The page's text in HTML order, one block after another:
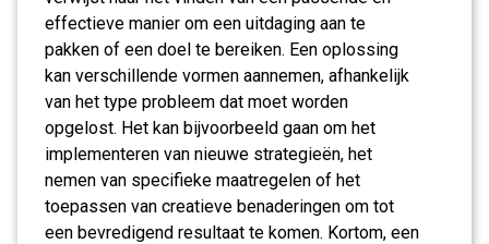
effectieve manier om een uitdaging aan te
pakken of een doel te bereiken. Een oplossing
kan verschillende vormen aannemen, afhankelijk
van het type probleem dat moet worden
opgelost. Het kan bijvoorbeeld gaan om het
implementeren van nieuwe strategieën, het
nemen van specifieke maatregelen of het
toepassen van creatieve benaderingen om tot
een bevredigend resultaat te komen. Kortom, een